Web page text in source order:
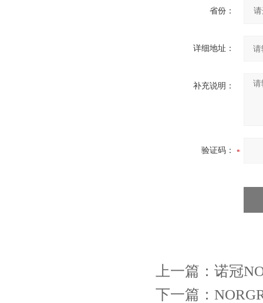
省份：
详细地址：
补充说明：
验证码：
上一篇： 诺冠
下一篇：